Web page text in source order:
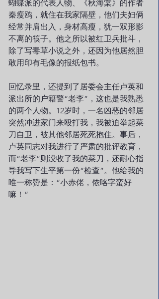
蝴蝶派的代表人物、《秋海棠》的作者
秦瘦鸥，就住在我家隔壁，他们夫妇俩
经常并肩出入，身材高瘦，犹一双形影
不离的筷子。他之所以被红卫兵批斗，
除了写毒草小说之外，还因为他居然胆
敢用印有毛像的报纸包书。
回忆录里，还提到了居委会主任卢英和
派出所的户籍警“老李”，这也是我熟悉
的两个人物。12岁时，一名凶恶的邻居
突然冲进家门来殴打我，我被迫举起菜
刀自卫，被其他邻居死死抱住。事后，
卢英同志对我进行了严肃的批评教育，
而“老李”则没收了我的菜刀，还耐心指
导我写下生平第一份“检查”。他给我的
唯一称赞是：“小赤佬，侬咯字蛮好
嘛！”